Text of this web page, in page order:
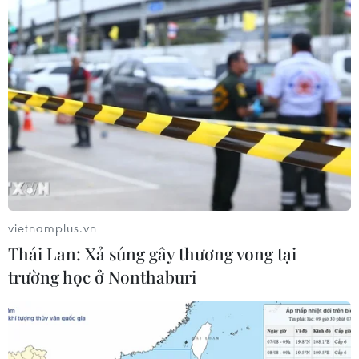
cử tri về đại dịch COVID-19
25/10/2020 23:18
Kết quả thăm dò cho thấy 66% thành viên đảng Cộng
hòa nghĩ rằng sự bùng phát COVID-19 bị coi là "vấn đề
lớn hơn so với thực tế," trong khi chỉ có 15% thành viên
viên Dân chủ có quan điểm như vậy.
vietnamplus.vn
Thái Lan: Xả súng gây thương vong tại
trường học ở Nonthaburi